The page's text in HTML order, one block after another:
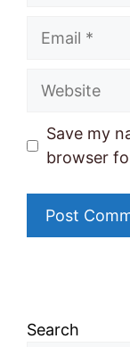
Email
Website
Save my
browser
Search